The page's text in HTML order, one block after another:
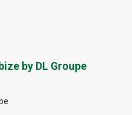
by DL Groupe